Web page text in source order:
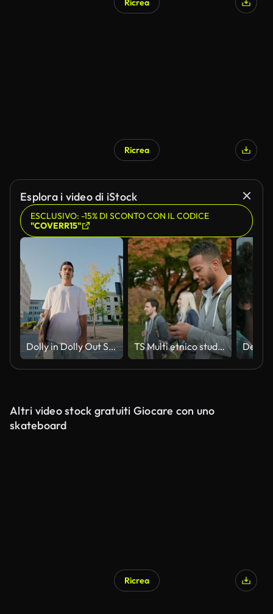
Ricrea
Ricrea
Esplora i video di iStock
ESCLUSIVO: -15% DI SCONTO CON IL CODICE
"COVERR15"
Dolly in Dolly Out Shot di giovane in abiti casual che tiene lo skateboard sul marciapiede in città in una giornata di sole TS Multi etnico studente maschio sms mentre cammina attraverso un parco
Altri video stock gratuiti Giocare con uno
skateboard
Ricrea